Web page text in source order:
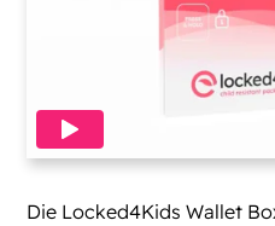
Die Locked4Kids Wallet